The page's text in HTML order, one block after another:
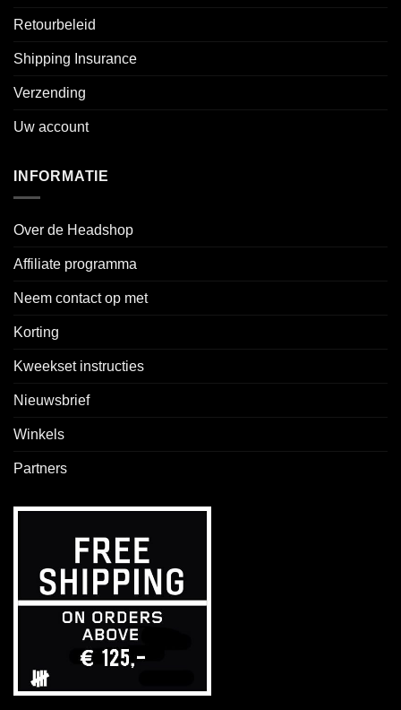
Retourbeleid
Shipping Insurance
Verzending
Uw account
INFORMATIE
Over de Headshop
Affiliate programma
Neem contact op met
Korting
Kweekset instructies
Nieuwsbrief
Winkels
Partners